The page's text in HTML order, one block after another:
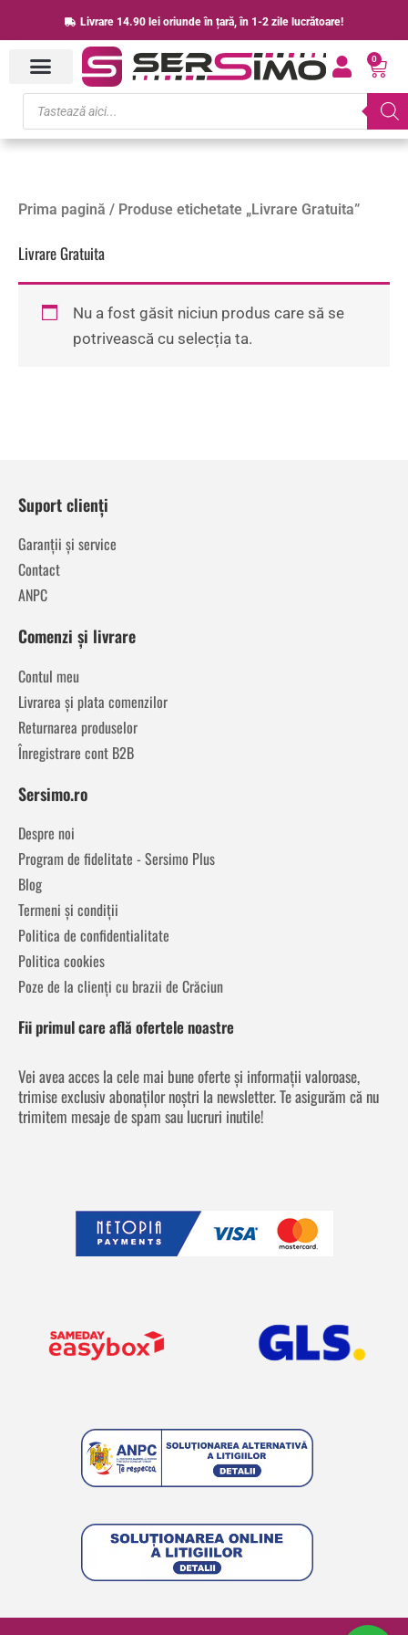
to
content
Livrare 14.90 lei oriunde în țară, în 1-2 zile lucrătoare!
0
Cart
Products
search
Prima pagină / Produse etichetate „Livrare Gratuita”
Livrare Gratuita
Nu a fost găsit niciun produs care să se
potrivească cu selecția ta.
Suport clienți
Garanții și service
Contact
ANPC
Comenzi și livrare
Contul meu
Livrarea și plata comenzilor
Returnarea produselor
Înregistrare cont B2B
Sersimo.ro
Despre noi
Program de fidelitate - Sersimo Plus
Blog
Termeni și condiții
Politica de confidentialitate
Politica cookies
Poze de la clienți cu brazii de Crăciun
Fii primul care află ofertele noastre
Vei avea acces la cele mai bune oferte și informații valoroase,
trimise exclusiv abonaților noștri la newsletter. Te asigurăm că nu
trimitem mesaje de spam sau lucruri inutile!